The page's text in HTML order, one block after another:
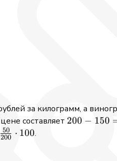
за килограмм, а
составляет 200
200 − 150
\frac{50}
200
50 ⋅ 100.